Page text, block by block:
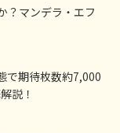
？マンデラ・エフ
で期待枚数約7,000
説！